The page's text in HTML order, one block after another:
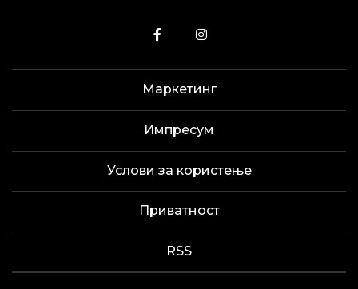
Маркетинг
Импресум
Услови за користење
Приватност
RSS